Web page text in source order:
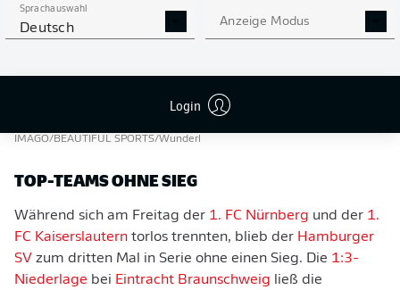
Sprachauswahl
Deutsch Anzeige Modus
Login
IMAGO/BEAUTIFUL SPORTS/Wunderl
TOP-TEAMS OHNE SIEG
Während sich am Freitag der 1. FC Nürnberg und der 1.
FC Kaiserslautern torlos trennten, blieb der Hamburger
SV zum dritten Mal in Serie ohne einen Sieg. Die 1:3-
Niederlage bei Eintracht Braunschweig ließ die